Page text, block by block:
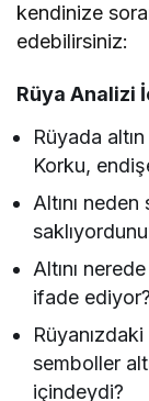
kendinize
edebilirsiniz:
Rüya Analizi
Rüyada
Korku,
Altını
Altını
ifade ediyor?
semboller
içindeydi?